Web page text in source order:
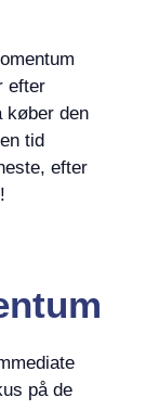
efter
køber den
tid
efter
på de